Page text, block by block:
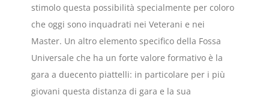
stimolo questa possibilità specialmente per coloro
che oggi sono inquadrati nei Veterani e nei
Master. Un altro elemento specifico della Fossa
Universale che ha un forte valore formativo è la
gara a duecento piattelli: in particolare per i più
giovani questa distanza di gara e la sua